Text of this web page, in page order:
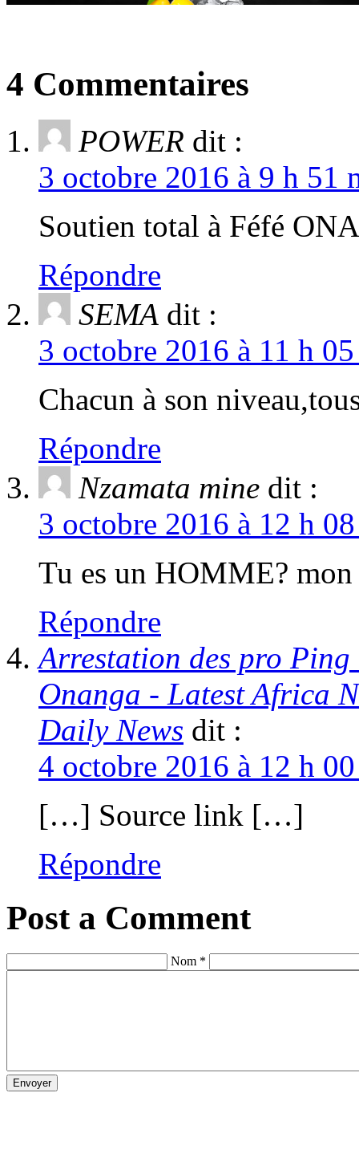
4 Commentaires
POWER dit :
3 octobre 2016 à 9 h 51
Soutien total à Féfé
Répondre
SEMA dit :
3 octobre 2016 à 11 h
Chacun à son
Répondre
Nzamata mine dit :
3 octobre 2016 à 12 h
Tu es un HOMME?
Répondre
Arrestation des pro
Onanga - Latest Africa
Daily News dit :
4 octobre 2016 à 12 h
[…] Source link […]
Répondre
Post a Comment
Nom *